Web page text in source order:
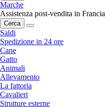
Marche
Assistenza post-vendita in Francia
Cerca
Saldi
Spedizione in 24 ore
Cane
Gatto
Animali
Allevamento
La fattoria
Cavalieri
Strutture esterne